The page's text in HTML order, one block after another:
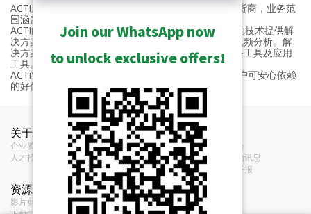
ACTi成立于2003年，是专业的IP视频监控解决方案供货商，业务范
围涵盖基础安防到企业整体解决方案。
ACTi的核心价值是通过内部应用到其整个产品线开发的技术提供解
决方案。这些产品包括网络摄像机，视频管理软件和视频分析。解
决方案可提攻客制化的服务，并提供售前、售后的服务工具及应用
工具。
ACTi业务范围扩及全球， 提供全天候技术支持，是客户可安心依赖
的好伙伴。
关于ACTi
企业资讯
人才招募
联络我们
联络我们
经销商
意见反馈
新闻中心
展览活动讯息
订阅电子报
资源
影片剪辑和播放清单
条款
服务条款
Join our WhatsApp now
to unlock exclusive offers!